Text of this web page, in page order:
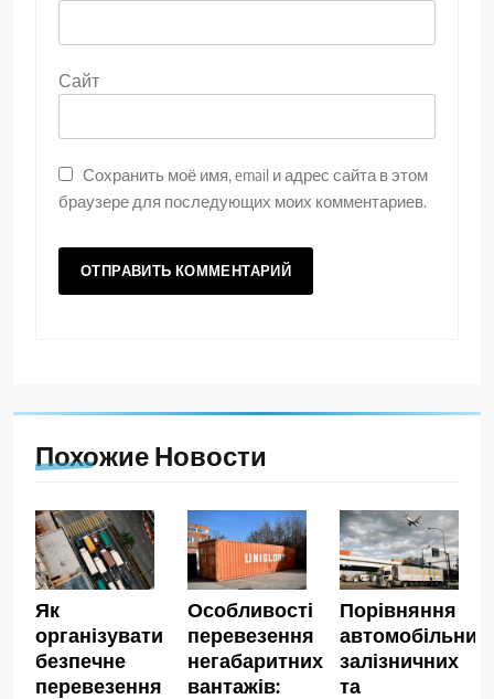
Сайт
Сохранить моё имя, email и адрес сайта в этом
браузере для последующих моих комментариев.
Похожие Новости
Як
організувати
безпечне
перевезення
Особливості
перевезення
негабаритних
вантажів:
Порівняння
автомобільних,
залізничних
та